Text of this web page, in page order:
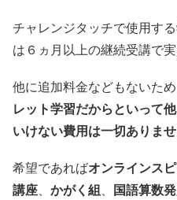
チャレンジタッチで使用す
は６ヵ月以上の継続受講で実
他に追加料金などもないた
レット学習だからといって
いけない費用は一切ありま
希望であればオンラインス
講座、 かがく組、 国語算数